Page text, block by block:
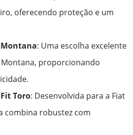
oferecendo proteção e um
: Uma escolha excelente
proporcionando
Toro: Desenvolvida para a Fiat
combina robustez com